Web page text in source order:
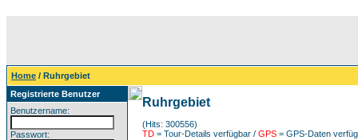
Home / Ruhrgebiet
Registrierte Benutzer
Benutzername:
Passwort:
Ruhrgebiet
(Hits: 300556)
TD = Tour-Details verfügbar / GPS = GPS-Daten